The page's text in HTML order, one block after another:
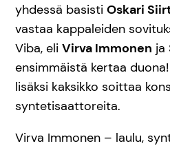
yhdessä basisti Oskari
vastaa kappaleiden
Viba, eli Virva Immonen ja
ensimmäistä kertaa
lisäksi kaksikko soittaa
syntetisaattoreita.
Virva Immonen – laulu,